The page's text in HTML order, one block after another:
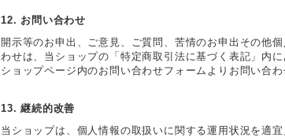
12. お問い合わせ
開示等のお申出、ご意見、ご質問、苦情のお申出その他
わせは、当ショップの「特定商取引法に基づく表記」内
ショップページ内のお問い合わせフォームよりお問い合わ
13. 継続的改善
当ショップは、個人情報の取扱いに関する運用状況を適